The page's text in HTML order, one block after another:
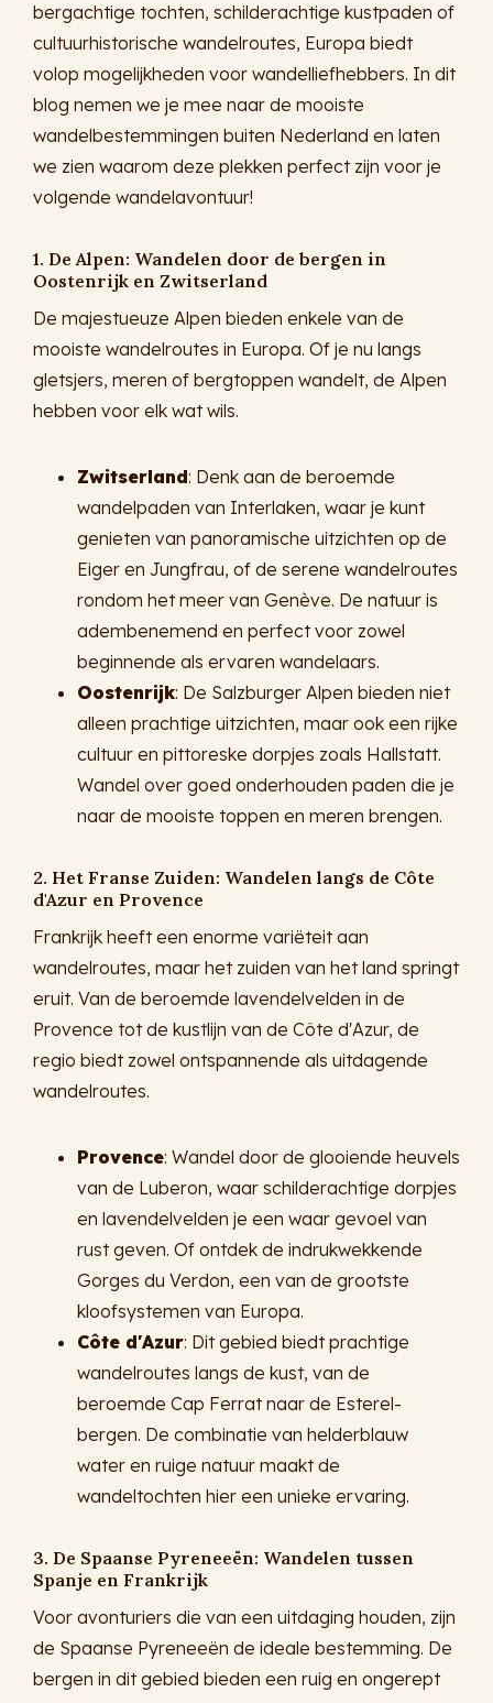
bergachtige tochten, schilderachtige kustpaden of
cultuurhistorische wandelroutes, Europa biedt
volop mogelijkheden voor wandelliefhebbers. In dit
blog nemen we je mee naar de mooiste
wandelbestemmingen buiten Nederland en laten
we zien waarom deze plekken perfect zijn voor je
volgende wandelavontuur!
1. De Alpen: Wandelen door de bergen in
Oostenrijk en Zwitserland
De majestueuze Alpen bieden enkele van de
mooiste wandelroutes in Europa. Of je nu langs
gletsjers, meren of bergtoppen wandelt, de Alpen
hebben voor elk wat wils.
Zwitserland: Denk aan de beroemde
wandelpaden van Interlaken, waar je kunt
genieten van panoramische uitzichten op de
Eiger en Jungfrau, of de serene wandelroutes
rondom het meer van Genève. De natuur is
adembenemend en perfect voor zowel
beginnende als ervaren wandelaars.
Oostenrijk: De Salzburger Alpen bieden niet
alleen prachtige uitzichten, maar ook een rijke
cultuur en pittoreske dorpjes zoals Hallstatt.
Wandel over goed onderhouden paden die je
naar de mooiste toppen en meren brengen.
2. Het Franse Zuiden: Wandelen langs de Côte
d'Azur en Provence
Frankrijk heeft een enorme variëteit aan
wandelroutes, maar het zuiden van het land springt
eruit. Van de beroemde lavendelvelden in de
Provence tot de kustlijn van de Côte d'Azur, de
regio biedt zowel ontspannende als uitdagende
wandelroutes.
Provence: Wandel door de glooiende heuvels
van de Luberon, waar schilderachtige dorpjes
en lavendelvelden je een waar gevoel van
rust geven. Of ontdek de indrukwekkende
Gorges du Verdon, een van de grootste
kloofsystemen van Europa.
Côte d'Azur: Dit gebied biedt prachtige
wandelroutes langs de kust, van de
beroemde Cap Ferrat naar de Esterel-
bergen. De combinatie van helderblauw
water en ruige natuur maakt de
wandeltochten hier een unieke ervaring.
3. De Spaanse Pyreneeën: Wandelen tussen
Spanje en Frankrijk
Voor avonturiers die van een uitdaging houden, zijn
de Spaanse Pyreneeën de ideale bestemming. De
bergen in dit gebied bieden een ruig en ongerept